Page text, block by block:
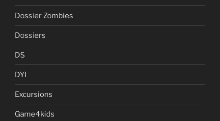
Dossier Zombies
Dossiers
DS
DYI
Excursions
Game4kids